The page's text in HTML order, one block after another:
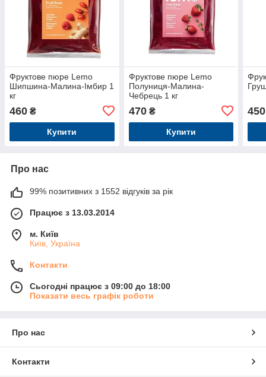
Фруктове пюре Lemo
Шипшина-Малина-Імбир 1
кг
460 ₴
Купити
Фруктове пюре Lemo
Полуниця-Малина-
Чебрець 1 кг
470₴
Купити
450
Про нас
99% позитивних з 1552 відгуків за рік
Працює з 13.03.2014
м. Київ
Київ, Україна
Контакти
Сьогодні працює з 09:00 до 18:00
Показати весь графік роботи
Про нас
Контакти